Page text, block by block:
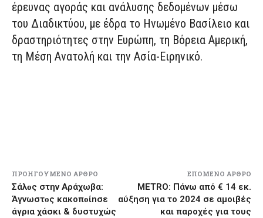
έρευνας αγοράς και ανάλυσης δεδομένων μέσω
του Διαδικτύου, με έδρα το Ηνωμένο Βασίλειο και
δραστηριότητες στην Ευρώπη, τη Βόρεια Αμερική,
τη Μέση Ανατολή και την Ασία-Ειρηνικό.
ΠΡΟΗΓΟΎΜΕΝΟ ΆΡΘΡΟ
Σάλоς στην Αράχωβα:
Άγνωστоς κακοπоίnσε
άγρıα χάσκι & δυστυχώς
ΕΠΌΜΕΝΟ ΆΡΘΡΟ
METRO: Πάνω από € 14 εκ.
αύξηση για το 2024 σε αμοιβές
και παροχές για τους